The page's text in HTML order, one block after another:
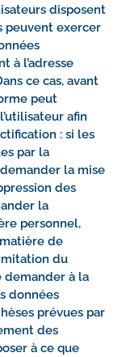
disposent
peuvent exercer
à l’adresse
ce cas, avant
peut
afin
: si les
par la
la mise
des
la
personnel,
de
du
à la
données
prévues par
des
à ce que